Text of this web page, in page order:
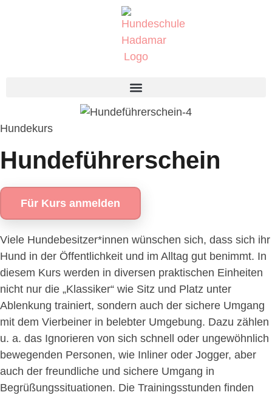
Hundekurs
Hundeführerschein
Für Kurs anmelden
Viele Hundebesitzer*innen wünschen sich, dass sich ihr
Hund in der Öffentlichkeit und im Alltag gut benimmt. In
diesem Kurs werden in diversen praktischen Einheiten
nicht nur die „Klassiker“ wie Sitz und Platz unter
Ablenkung trainiert, sondern auch der sichere Umgang
mit dem Vierbeiner in belebter Umgebung. Dazu zählen
u. a. das Ignorieren von sich schnell oder ungewöhnlich
bewegenden Personen, wie Inliner oder Jogger, aber
auch der freundliche und sichere Umgang in
Begrüßungssituationen. Die Trainingsstunden finden